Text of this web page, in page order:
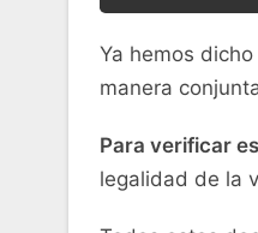
Ya hemos
manera
Para verificar
legalidad de la